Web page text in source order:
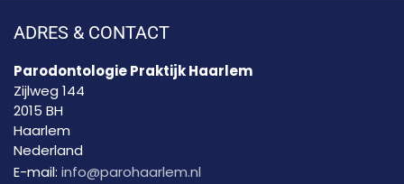
ADRES & CONTACT
Parodontologie Praktijk Haarlem
Zijlweg 144
2015 BH
Haarlem
Nederland
E-mail: info@parohaarlem.nl